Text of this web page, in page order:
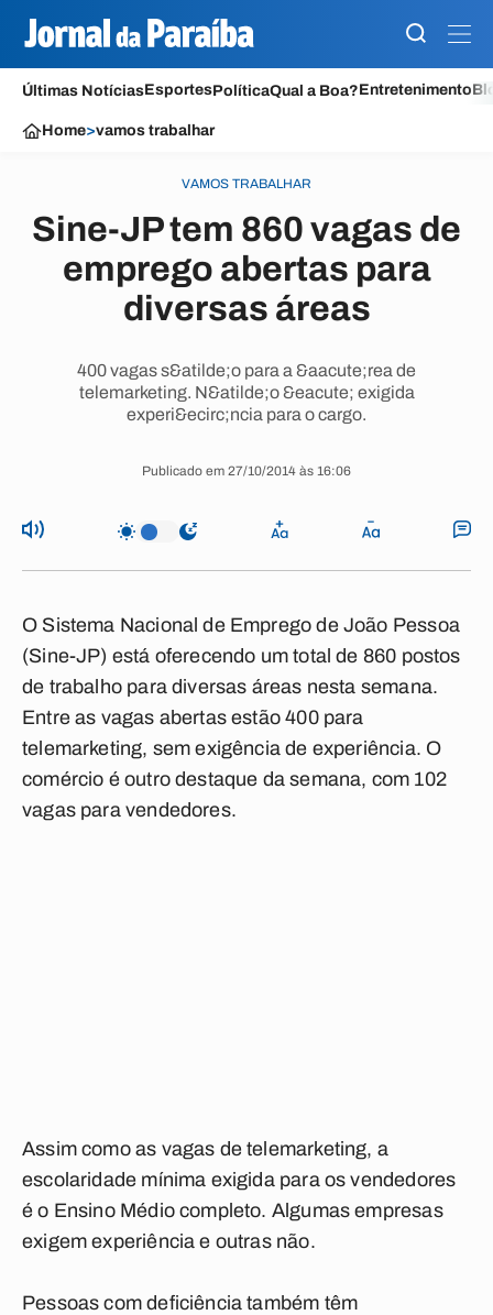
Últimas NotíciasEsportesPolíticaQual a Boa?Entretenimento
Home>vamos trabalhar
VAMOS TRABALHAR
Sine-JP tem 860 vagas de
emprego abertas para
diversas áreas
400 vagas s&atilde;o para a &aacute;rea de
telemarketing. N&atilde;o &eacute; exigida
experi&ecirc;ncia para o cargo.
Publicado em 27/10/2014 às 16:06
O Sistema Nacional de Emprego de João Pessoa
(Sine-JP) está oferecendo um total de 860 postos
de trabalho para diversas áreas nesta semana.
Entre as vagas abertas estão 400 para
telemarketing, sem exigência de experiência. O
comércio é outro destaque da semana, com 102
vagas para vendedores.
Assim como as vagas de telemarketing, a
escolaridade mínima exigida para os vendedores
é o Ensino Médio completo. Algumas empresas
exigem experiência e outras não.
Pessoas com deficiência também têm